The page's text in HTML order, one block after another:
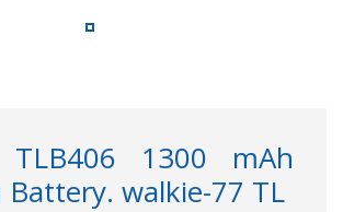
TLB406 1300 mAh
walkie-77 TL